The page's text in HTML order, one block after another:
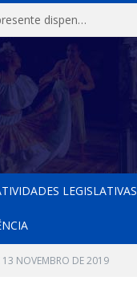
DISPENSA DE LICITAÇÃO Nº 03/2026 (O objeto da presente dispensa é a escolha da proposta mais vantajosa para a aquisição, de aparelhos de ar condicionado, tipo Split, com material de instalação e fogão industrial, conforme condições, quantidades e exigências estabelecidas no termo de referencia e neste aviso de contratação direta e seus anexos)
LEGISLATIVAS
13 NOVEMBRO DE 2019